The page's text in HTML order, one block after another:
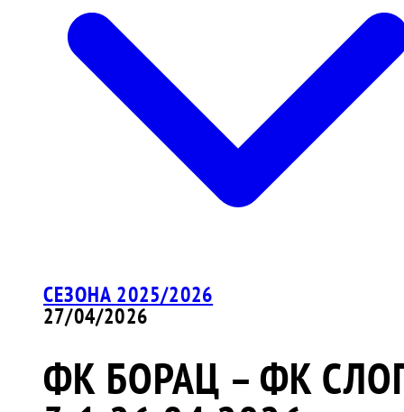
СЕЗОНА 2025/2026
27/04/2026
ФК БОРАЦ – ФК